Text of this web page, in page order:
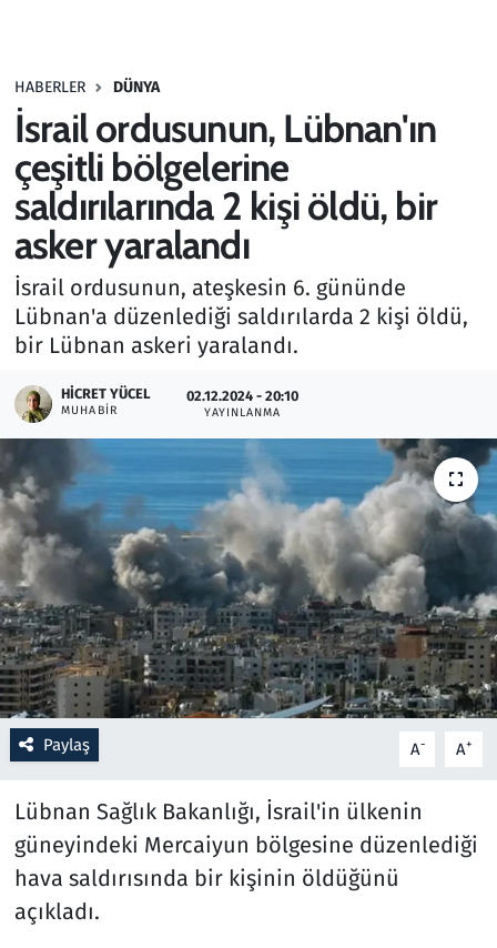
HABERLER DÜNYA
İsrail ordusunun, Lübnan'ın
çeşitli bölgelerine
saldırılarında 2 kişi öldü, bir
asker yaralandı
İsrail ordusunun, ateşkesin 6. gününde
Lübnan'a düzenlediği saldırılarda 2 kişi öldü,
bir Lübnan askeri yaralandı.
HICRET YÜCEL
MUHABIR
02.12.2024 - 20:10
YAYINLANMA
Paylaş A- A+
Lübnan Sağlık Bakanlığı, İsrail'in ülkenin
güneyindeki Mercaiyun bölgesine düzenlediği
hava saldırısında bir kişinin öldüğünü
açıkladı.
Haber
Kültür Sanat
Kurumsal Haberler
Lezzet Durağı
Memur ve Kamu
Oyun
Ramazan
Resmi İlanlar
Rüya Tabirleri
Sağlık
Savunma Sanayi
Spor
Teknoloji ve Bilim